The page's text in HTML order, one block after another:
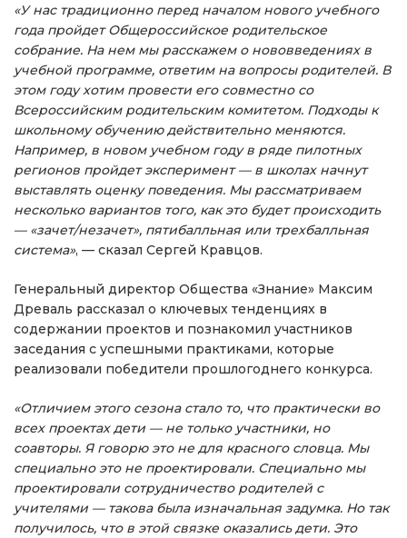
«У нас традиционно перед началом нового учебного
года пройдет Общероссийское родительское
собрание. На нем мы расскажем о нововведениях в
учебной программе, ответим на вопросы родителей. В
этом году хотим провести его совместно со
Всероссийским родительским комитетом. Подходы к
школьному обучению действительно меняются.
Например, в новом учебном году в ряде пилотных
регионов пройдет эксперимент — в школах начнут
выставлять оценку поведения. Мы рассматриваем
несколько вариантов того, как это будет происходить
— «зачет/незачет», пятибалльная или трехбалльная
система», — сказал Сергей Кравцов.
Генеральный директор Общества «Знание» Максим
Древаль рассказал о ключевых тенденциях в
содержании проектов и познакомил участников
заседания с успешными практиками, которые
реализовали победители прошлогоднего конкурса.
«Отличием этого сезона стало то, что практически во
всех проектах дети — не только участники, но
соавторы. Я говорю это не для красного словца. Мы
специально это не проектировали. Специально мы
проектировали сотрудничество родителей с
учителями — такова была изначальная задумка. Но так
получилось, что в этой связке оказались дети. Это